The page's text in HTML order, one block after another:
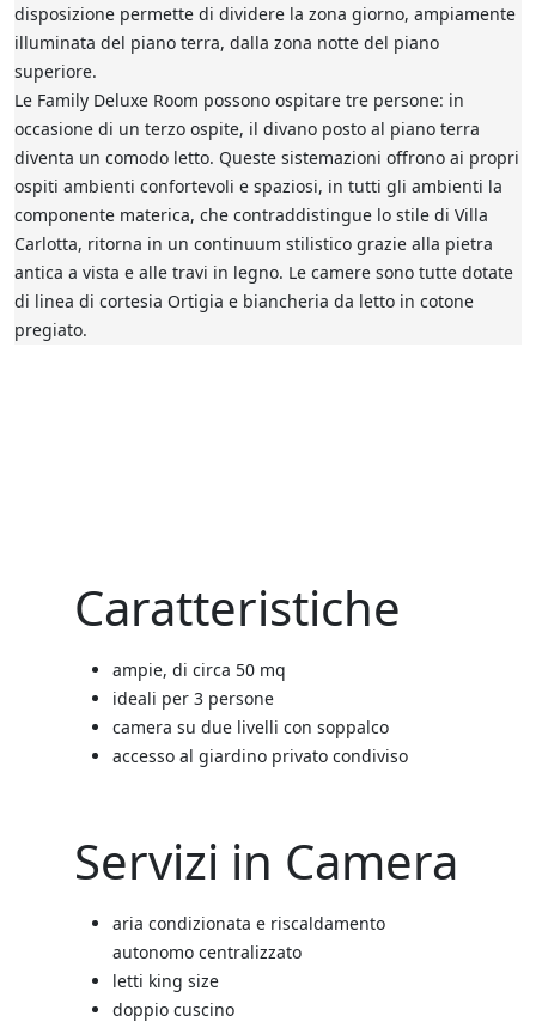
disposizione permette di dividere la zona giorno, ampiamente
illuminata del piano terra, dalla zona notte del piano
superiore.
Le Family Deluxe Room possono ospitare tre persone: in
occasione di un terzo ospite, il divano posto al piano terra
diventa un comodo letto. Queste sistemazioni offrono ai propri
ospiti ambienti confortevoli e spaziosi, in tutti gli ambienti la
componente materica, che contraddistingue lo stile di Villa
Carlotta, ritorna in un continuum stilistico grazie alla pietra
antica a vista e alle travi in legno. Le camere sono tutte dotate
di linea di cortesia Ortigia e biancheria da letto in cotone
pregiato.
Caratteristiche
ampie, di circa 50 mq
ideali per 3 persone
camera su due livelli con soppalco
accesso al giardino privato condiviso
Servizi in Camera
aria condizionata e riscaldamento
autonomo centralizzato
letti king size
doppio cuscino